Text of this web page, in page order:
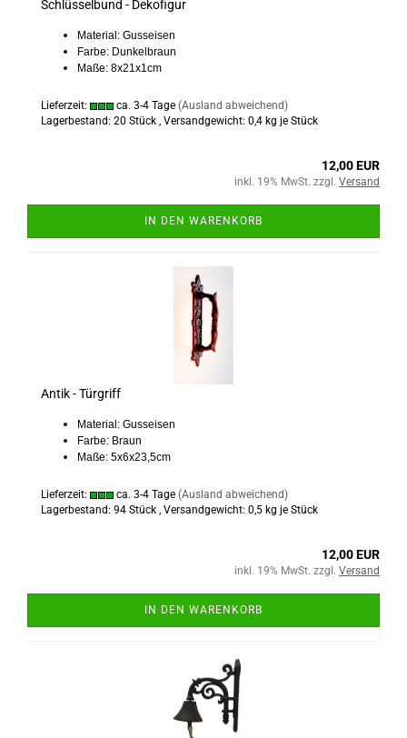
Schlüsselbund - Dekofigur
Material: Gusseisen
Farbe: Dunkelbraun
Maße: 8x21x1cm
Lieferzeit: ca. 3-4 Tage (Ausland abweichend)
Lagerbestand: 20 Stück , Versandgewicht: 0,4 kg je Stück
12,00 EUR
inkl. 19% MwSt. zzgl. Versand
IN DEN WARENKORB
Antik - Türgriff
Material: Gusseisen
Farbe: Braun
Maße: 5x6x23,5cm
Lieferzeit: ca. 3-4 Tage (Ausland abweichend)
Lagerbestand: 94 Stück , Versandgewicht: 0,5 kg je Stück
12,00 EUR
inkl. 19% MwSt. zzgl. Versand
IN DEN WARENKORB